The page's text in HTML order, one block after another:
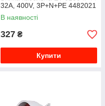
32A, 400V, 3P+N+PE 4482021
В наявності
327 ₴
Купити